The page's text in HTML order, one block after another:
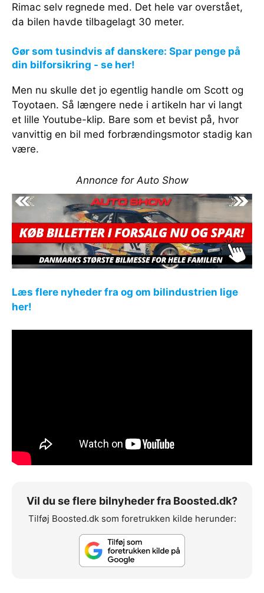
Rimac selv regnede med. Det hele var overstået,
da bilen havde tilbagelagt 30 meter.
Gør som tusindvis af danskere: Spar penge på
din bilforsikring - se her!
Men nu skulle det jo egentlig handle om Scott og
Toyotaen. Så længere nede i artikeln har vi langt
et lille Youtube-klip. Bare som et bevist på, hvor
vanvittig en bil med forbrændingsmotor stadig kan
være.
Annonce for Auto Show
Læs flere nyheder fra og om bilindustrien lige
her!
Vil du se flere bilnyheder fra Boosted.dk?
Tilføj Boosted.dk som foretrukken kilde herunder: